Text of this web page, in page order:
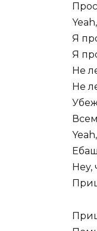
Я
Я
Не
Не
Hey,